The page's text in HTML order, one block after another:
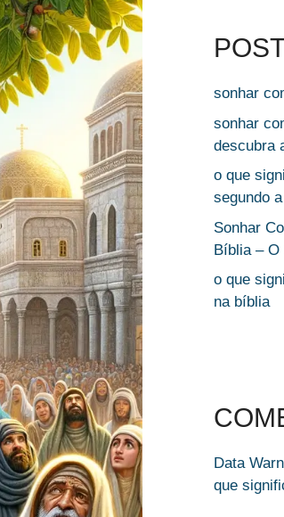
sonhar
sonhar
descubra
o que
segundo
Sonhar
Bíblia –
o que
na bíblia
Data
que